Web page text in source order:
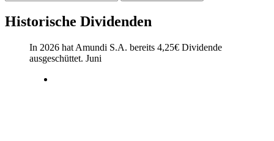
Historische Dividenden
In 2026 hat Amundi S.A. bereits 4,25€ Dividende
ausgeschüttet. Juni